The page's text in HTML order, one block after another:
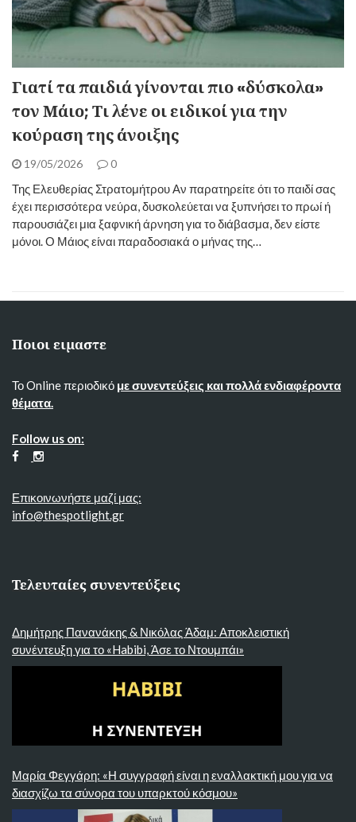
Γιατί τα παιδιά γίνονται πιο «δύσκολα»
τον Μάιο; Τι λένε οι ειδικοί για την
κούραση της άνοιξης
19/05/2026 0
Της Ελευθερίας Στρατομήτρου Αν παρατηρείτε ότι το παιδί σας
έχει περισσότερα νεύρα, δυσκολεύεται να ξυπνήσει το πρωί ή
παρουσιάζει μια ξαφνική άρνηση για το διάβασμα, δεν είστε
μόνοι. Ο Μάιος είναι παραδοσιακά ο μήνας της…
Ποιοι ειμαστε
Το Online περιοδικό με συνεντεύξεις και πολλά ενδιαφέροντα
θέματα.
Follow us on:
Επικοινωνήστε μαζί μας:
info@thespotlight.gr
Τελευταίες συνεντεύξεις
Δημήτρης Πανανάκης & Νικόλας Άδαμ: Αποκλειστική
συνέντευξη για το «Habibi, Άσε το Ντουμπάι»
Μαρία Φεγγάρη: «Η συγγραφή είναι η εναλλακτική μου για να
διασχίζω τα σύνορα του υπαρκτού κόσμου»